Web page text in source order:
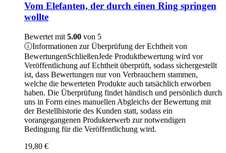
Vom Elefanten, der durch einen Ring springen
wollte
Bewertet mit 5.00 von 5
ⓘInformationen zur Überprüfung der Echtheit von
BewertungenSchließenJede Produktbewertung wird vor
Veröffentlichung auf Echtheit überprüft, sodass sichergestellt
ist, dass Bewertungen nur von Verbrauchern stammen,
welche die bewerteten Produkte auch tatsächlich erworben
haben. Die Überprüfung findet händisch und persönlich durch
uns in Form eines manuellen Abgleichs der Bewertung mit
der Bestellhistorie des Kunden statt, sodass ein
vorangegangenen Produkterwerb zur notwendigen
Bedingung für die Veröffentlichung wird.
19,80 €